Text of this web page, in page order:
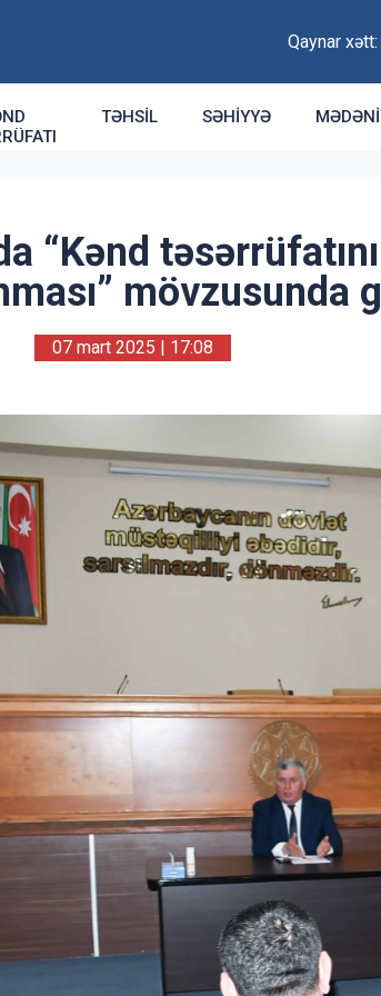
Qaynar
TƏHSIL SƏHIYYƏ
“Kənd
mövzusunda
07 mart 2025 | 17:08